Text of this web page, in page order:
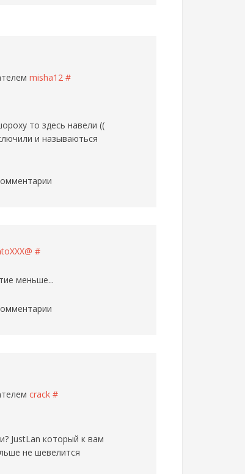
misha12 #
то здесь навели ((
и называються
#
меньше...
crack #
JustLan который к вам
не шевелится